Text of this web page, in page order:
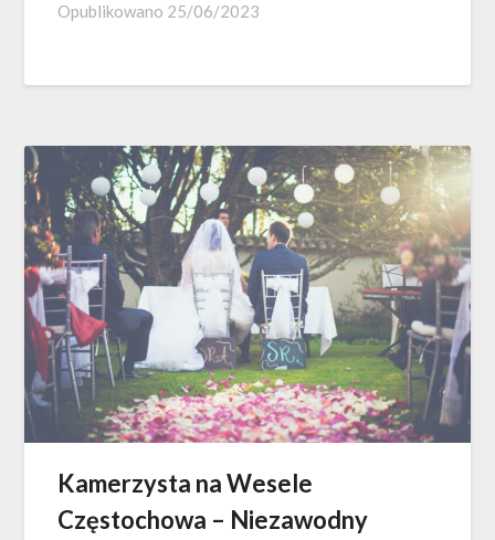
Opublikowano 25/06/2023
Kamerzysta na Wesele
Częstochowa – Niezawodny